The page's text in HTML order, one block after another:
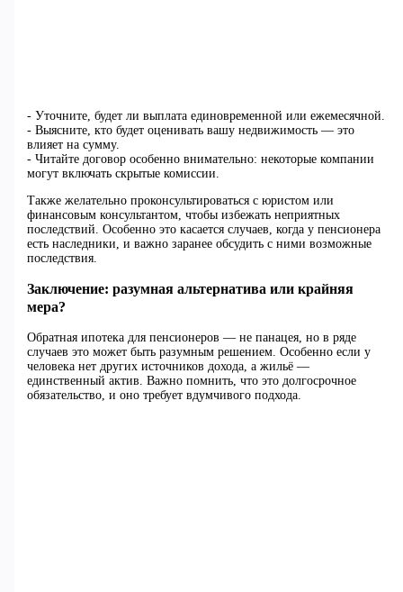
- Уточните, будет ли выплата единовременной или ежемесячной.
- Выясните, кто будет оценивать вашу недвижимость — это
влияет на сумму.
- Читайте договор особенно внимательно: некоторые компании
могут включать скрытые комиссии.
Также желательно проконсультироваться с юристом или
финансовым консультантом, чтобы избежать неприятных
последствий. Особенно это касается случаев, когда у пенсионера
есть наследники, и важно заранее обсудить с ними возможные
последствия.
Заключение: разумная альтернатива или крайняя
мера?
Обратная ипотека для пенсионеров — не панацея, но в ряде
случаев это может быть разумным решением. Особенно если у
человека нет других источников дохода, а жильё —
единственный актив. Важно помнить, что это долгосрочное
обязательство, и оно требует вдумчивого подхода.